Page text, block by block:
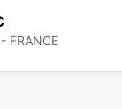
FRANCE